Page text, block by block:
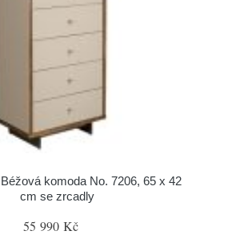
komoda No. 7206, 65 x 42
cm se zrcadly
55 990 Kč